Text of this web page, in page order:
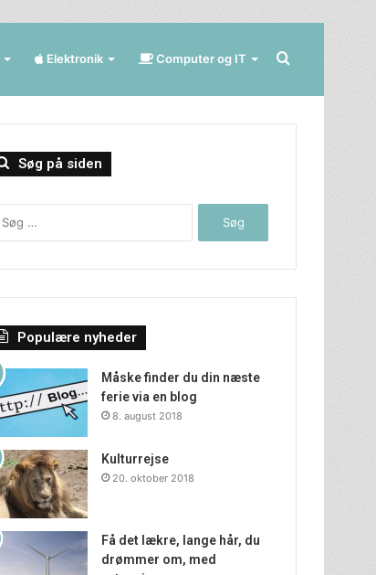
Elektronik Computer og IT Søg
efter
Søg på siden
Populære nyheder
Måske finder du din næste
ferie via en blog
8. august 2018
Kulturrejse
20. oktober 2018
Få det lækre, lange hår, du
drømmer om, med